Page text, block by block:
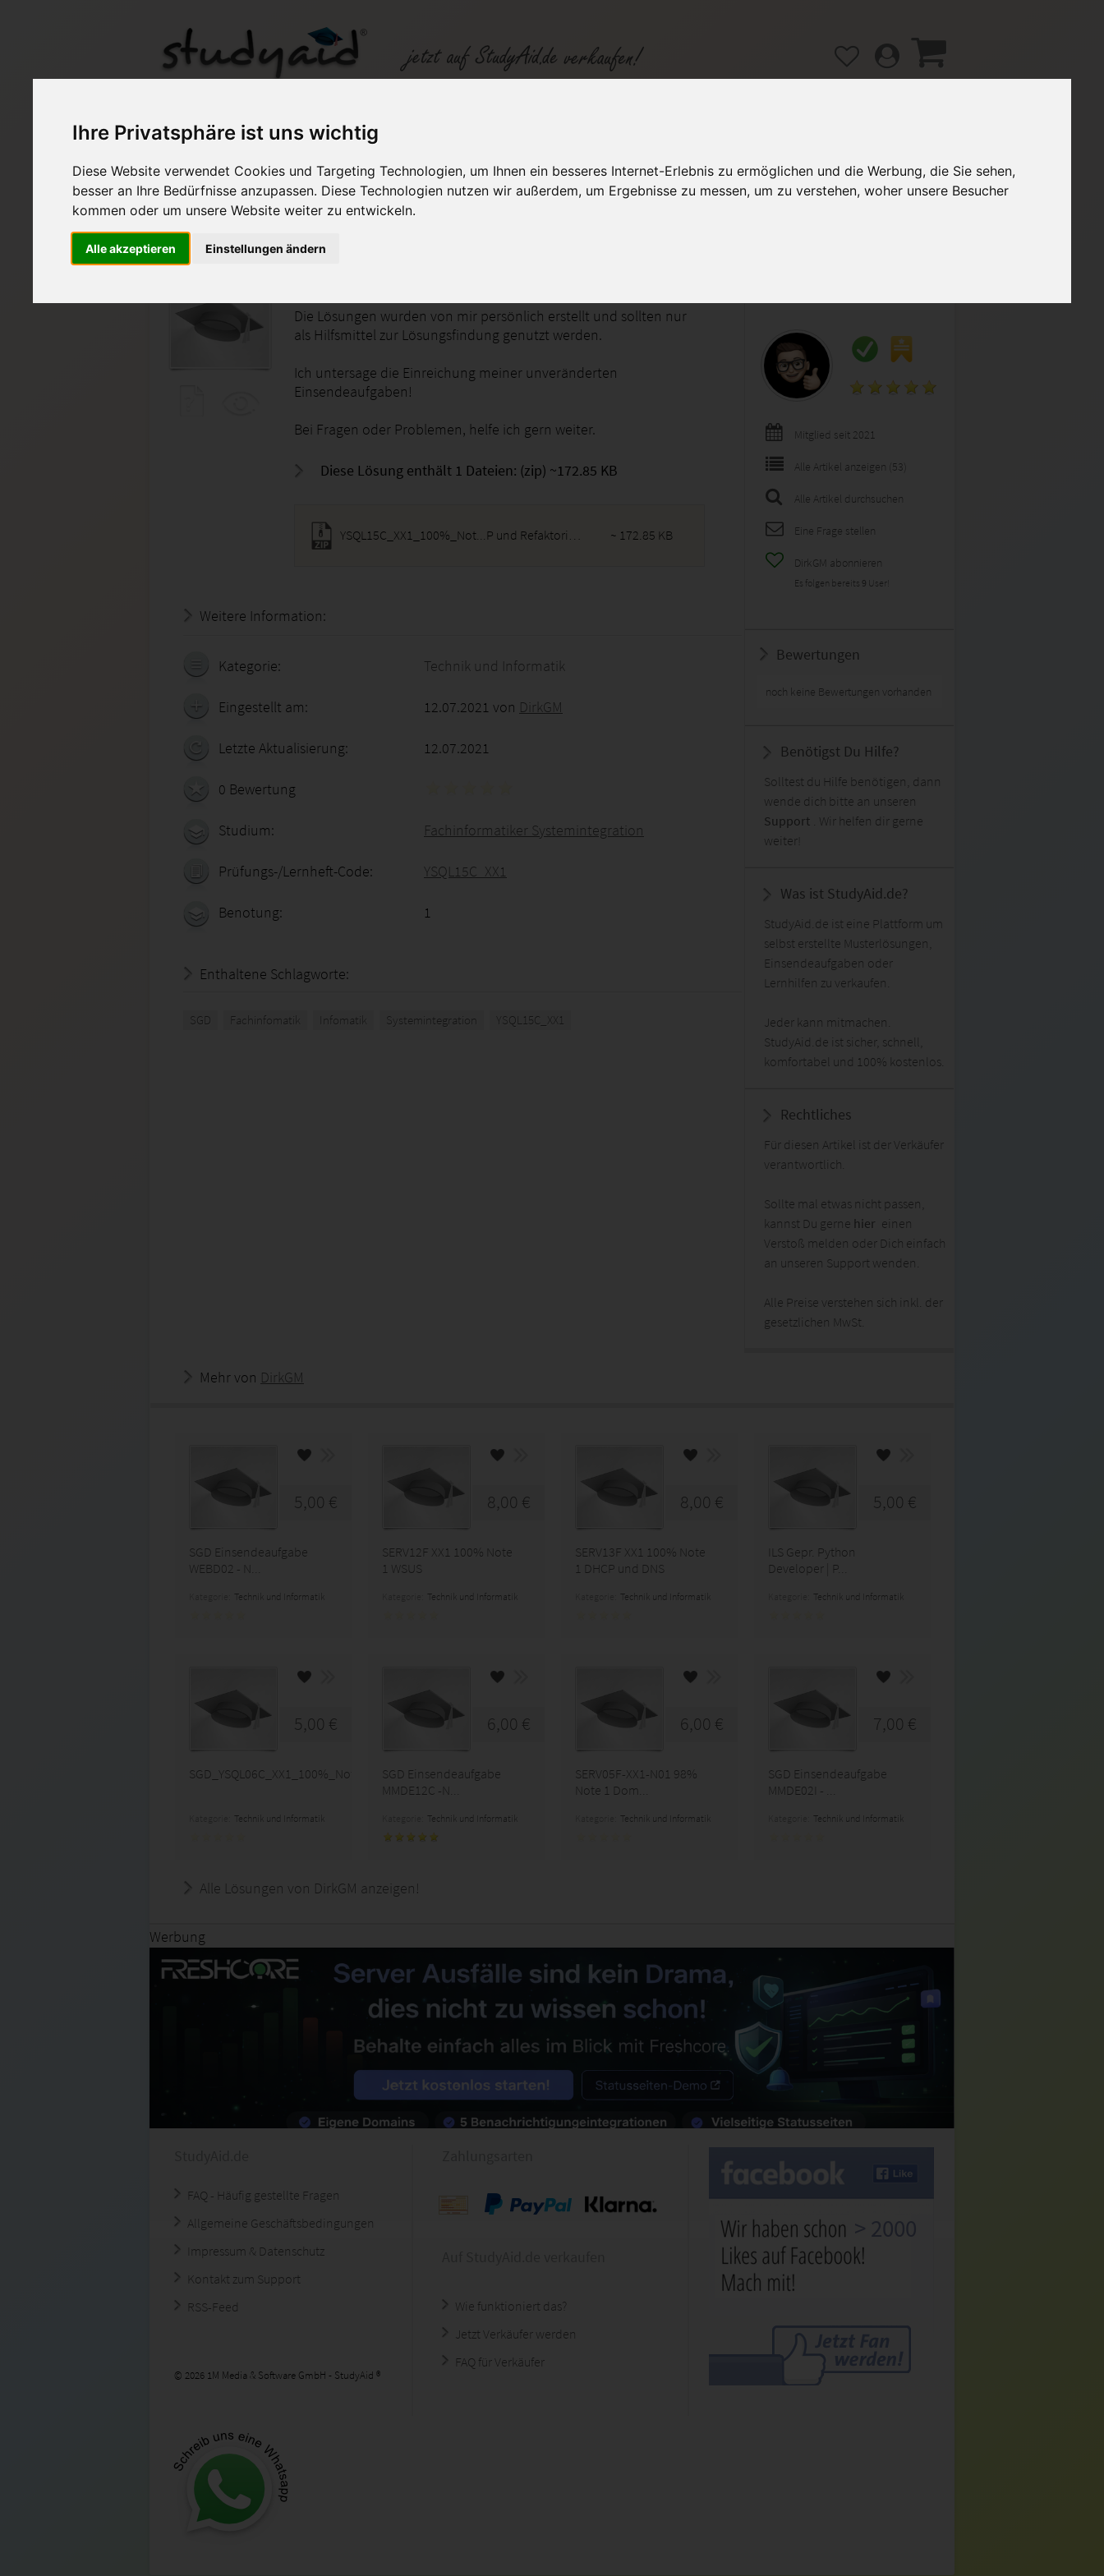
Ihre Privatsphäre ist uns wichtig
Diese Website verwendet Cookies und Targeting Technologien, um Ihnen ein besseres Internet-Erlebnis zu ermöglichen und die Werbung, die Sie sehen,
besser an Ihre Bedürfnisse anzupassen. Diese Technologien nutzen wir außerdem, um Ergebnisse zu messen, um zu verstehen, woher unsere Besucher
kommen oder um unsere Website weiter zu entwickeln.
Alle akzeptieren Einstellungen ändern
Auf StudyAid.de verkaufen Kategorien Studiengänge / Lehrgänge Hilfe / FAQ
Die Lösungen wurden von mir persönlich erstellt und sollten nur
als Hilfsmittel zur Lösungsfindung genutzt werden.
Ich untersage die Einreichung meiner unveränderten
Einsendeaufgaben!
Bei Fragen oder Problemen, helfe ich gern weiter.
Diese Lösung enthält 1 Dateien: (zip) ~172.85 KB
YSQL15C_XX1_100%_Not...P und Refaktorierung.zip ~ 172.85 KB
Weitere Information:
Kategorie: Technik und Informatik
Eingestellt am: 12.07.2021 von DirkGM
Letzte Aktualisierung: 12.07.2021
0 Bewertung
Studium: Fachinformatiker Systemintegration
Prüfungs-/Lernheft-Code: YSQL15C_XX1
Benotung: 1
Enthaltene Schlagworte:
SGD Fachinfomatik Infomatik Systemintegration YSQL15C_XX1
Mitglied seit 2021
Alle Artikel anzeigen (53)
Alle Artikel durchsuchen
Eine Frage stellen
DirkGM abonnieren
Es folgen bereits 9 User!
Bewertungen
noch keine Bewertungen vorhanden
Benötigst Du Hilfe?
Solltest du Hilfe benötigen, dann
wende dich bitte an unseren
Support . Wir helfen dir gerne
weiter!
Was ist StudyAid.de?
StudyAid.de ist eine Plattform um
selbst erstellte Musterlösungen,
Einsendeaufgaben oder
Lernhilfen zu verkaufen.
Jeder kann mitmachen.
StudyAid.de ist sicher, schnell,
komfortabel und 100% kostenlos.
Rechtliches
Für diesen Artikel ist der Verkäufer
verantwortlich.
Sollte mal etwas nicht passen,
kannst Du gerne hier einen
Verstoß melden oder Dich einfach
an unseren Support wenden.
Alle Preise verstehen sich inkl. der
gesetzlichen MwSt.
Mehr von DirkGM
5,00 €
SGD Einsendeaufgabe
WEBD02 - N...
Technik und Informatik
8,00 €
SERV12F XX1 100% Note
1 WSUS
Technik und Informatik
8,00 €
SERV13F XX1 100% Note
1 DHCP und DNS
Technik und Informatik
5,00 €
ILS Gepr. Python
Developer | P...
Technik und Informatik
5,00 €
SGD_YSQL06C_XX1_100%_Note1_Ein...
Technik und Informatik
6,00 €
SGD Einsendeaufgabe
MMDE12C -N...
Technik und Informatik
6,00 €
SERV05F-XX1-N01 98%
Note 1 Dom...
Technik und Informatik
7,00 €
SGD Einsendeaufgabe
MMDE02I - ...
Technik und Informatik
Alle Lösungen von DirkGM anzeigen!
Werbung
FAQ - Häufig gestellte Fragen
Allgemeine Geschäftsbedingungen
Impressum & Datenschutz
Kontakt zum Support
RSS-Feed
© 2026 1M Media & Software GmbH - StudyAid ®
Wie funktioniert das?
Jetzt Verkäufer werden
FAQ für Verkäufer
> 2000